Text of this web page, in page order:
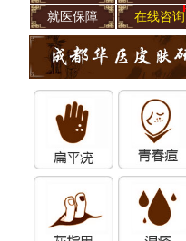
就医保障
在线咨询